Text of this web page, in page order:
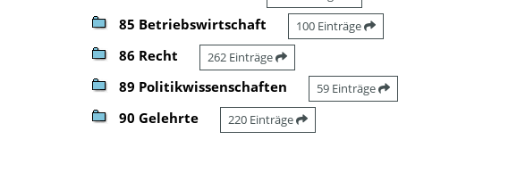
85 Betriebswirtschaft 100 Einträge
86 Recht 262 Einträge
89 Politikwissenschaften 59 Einträge
90 Gelehrte 220 Einträge